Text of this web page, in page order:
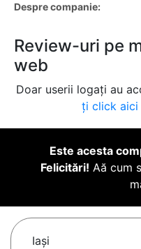
Despre companie:
Review-uri pe
web
Doar userii logați au
ți click aici
Este acesta
Felicitări! Aă cum
Iaşi